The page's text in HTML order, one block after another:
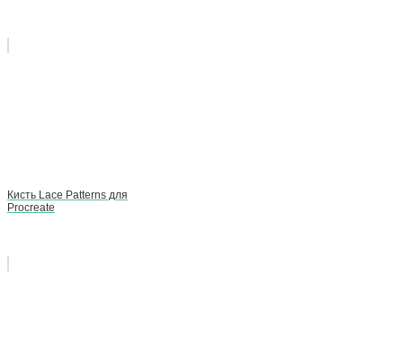
Кисть Lace Patterns для
Procreate